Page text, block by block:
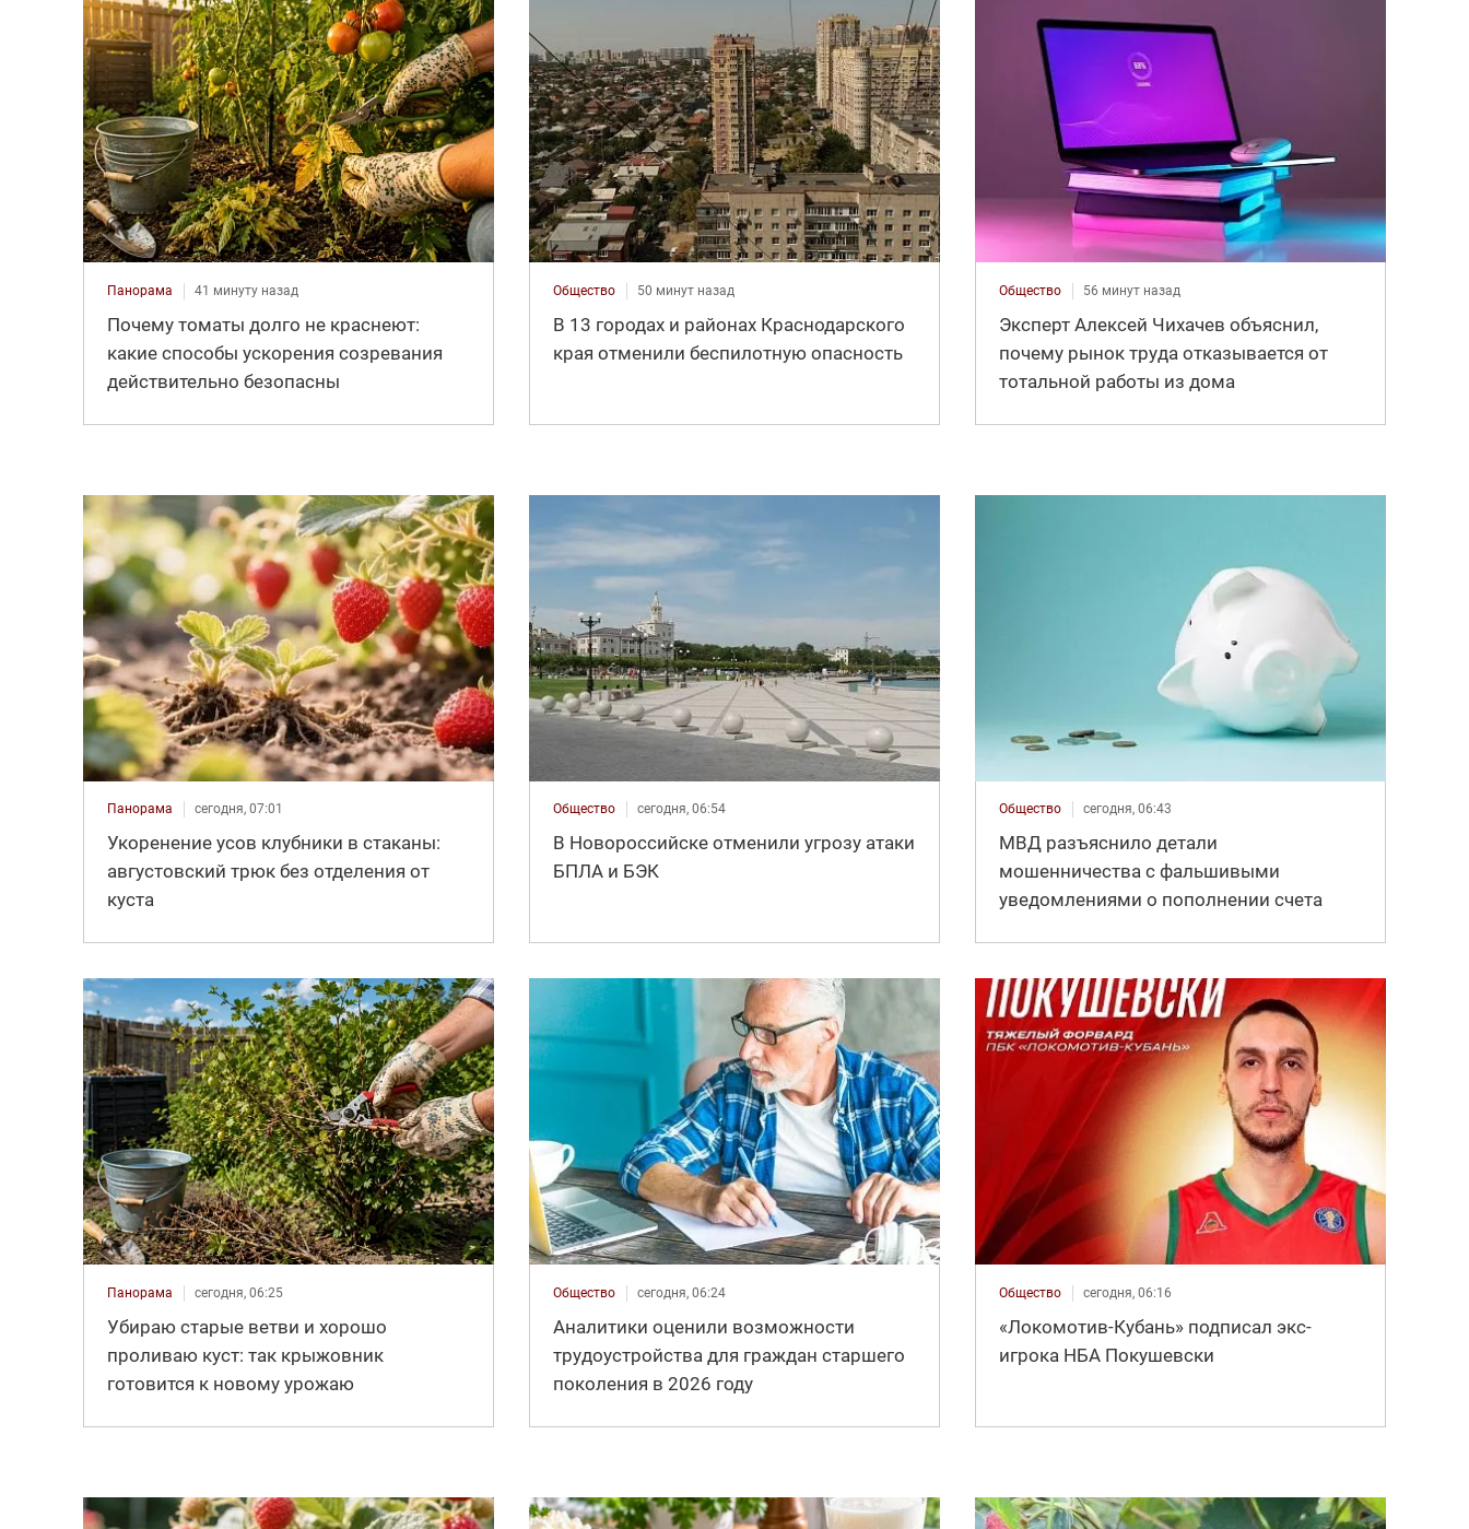
Панорама 41 минуту назад
Почему томаты долго не краснеют:
какие способы ускорения созревания
действительно безопасны
Общество 50 минут назад
В 13 городах и районах Краснодарского
края отменили беспилотную опасность
Общество 56 минут назад
Эксперт Алексей Чихачев объяснил,
почему рынок труда отказывается от
тотальной работы из дома
Панорама сегодня, 07:01
Укоренение усов клубники в стаканы:
августовский трюк без отделения от
куста
Общество сегодня, 06:54
В Новороссийске отменили угрозу атаки
БПЛА и БЭК
Общество сегодня, 06:43
МВД разъяснило детали
мошенничества с фальшивыми
уведомлениями о пополнении счета
Панорама сегодня, 06:25
Убираю старые ветви и хорошо
проливаю куст: так крыжовник
готовится к новому урожаю
Общество сегодня, 06:24
Аналитики оценили возможности
трудоустройства для граждан старшего
поколения в 2026 году
Общество сегодня, 06:16
«Локомотив-Кубань» подписал экс-
игрока НБА Покушевски